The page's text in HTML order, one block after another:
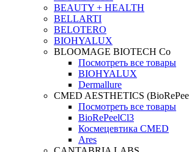
BEAUTY + HEALTH
BELLARTI
BELOTERO
BIOHYALUX
BLOOMAGE BIOTECH Co
Посмотреть все товары
BIOHYALUX
Dermallure
CMED AESTHETICS
Посмотреть все товары
BioRePeelCl3
Космецевтика CMED
Ares